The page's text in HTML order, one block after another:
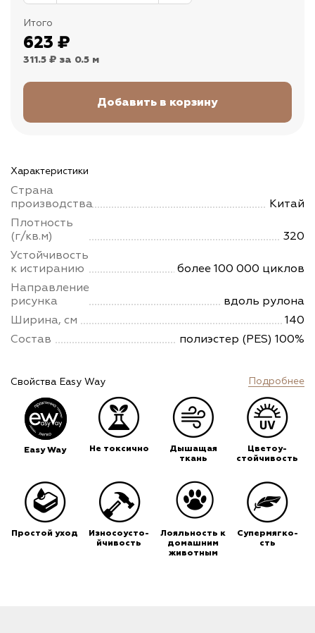
Итого
623 ₽
311.5 ₽ за 0.5 м
Характеристики
Страна
производства
Китай
Плотность
(г/кв.м)
320
Устойчивость
к истиранию
более 100 000 циклов
Направление
рисунка
вдоль рулона
Ширина, см
140
Состав
полиэстер (PES) 100%
Свойства Easy Way Подробнее
Easy Way Не токсично
Дышащая
ткань
Цветоу-
стойчивость
Простой уход
Износоусто-
йчивость
Лояльность к
домашним
животным
Супермягко-
сть